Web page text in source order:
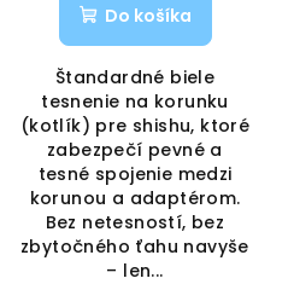
Do košíka
Štandardné biele
tesnenie na korunku
(kotlík) pre shishu, ktoré
zabezpečí pevné a
tesné spojenie medzi
korunou a adaptérom.
Bez netesností, bez
zbytočného ťahu navyše
– len...